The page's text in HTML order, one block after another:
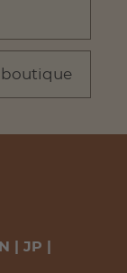
boutique
| JP |